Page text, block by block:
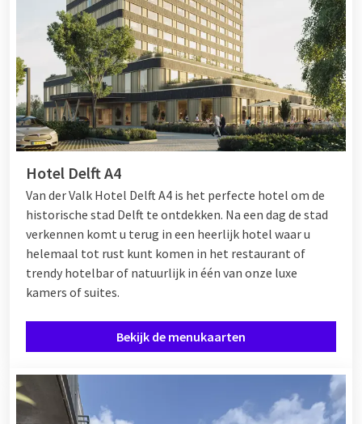
Hotel Delft A4
Van der Valk Hotel Delft A4 is het perfecte hotel om de
historische stad Delft te ontdekken. Na een dag de stad
verkennen komt u terug in een heerlijk hotel waar u
helemaal tot rust kunt komen in het restaurant of
trendy hotelbar of natuurlijk in één van onze luxe
kamers of suites.
Bekijk de menukaarten